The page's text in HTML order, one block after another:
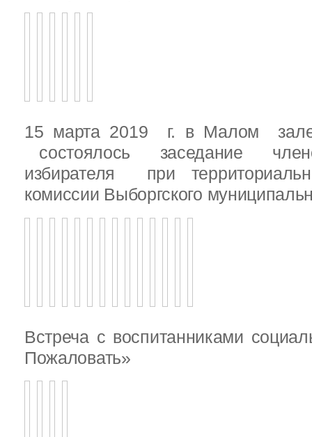
15 марта 2019 г. в Малом
состоялось заседание
избирателя при
комиссии Выборгского
Встреча с воспитанниками
Пожаловать»